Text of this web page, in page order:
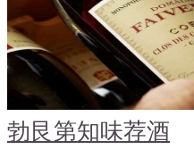
勃艮第知味荐酒